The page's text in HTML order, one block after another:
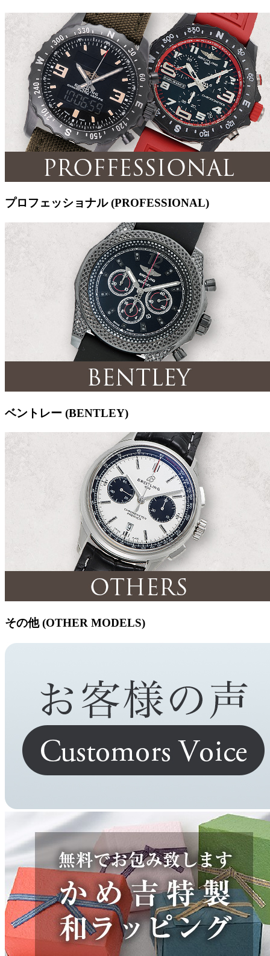
プロフェッショナル (PROFESSIONAL)
ベントレー (BENTLEY)
その他 (OTHER MODELS)